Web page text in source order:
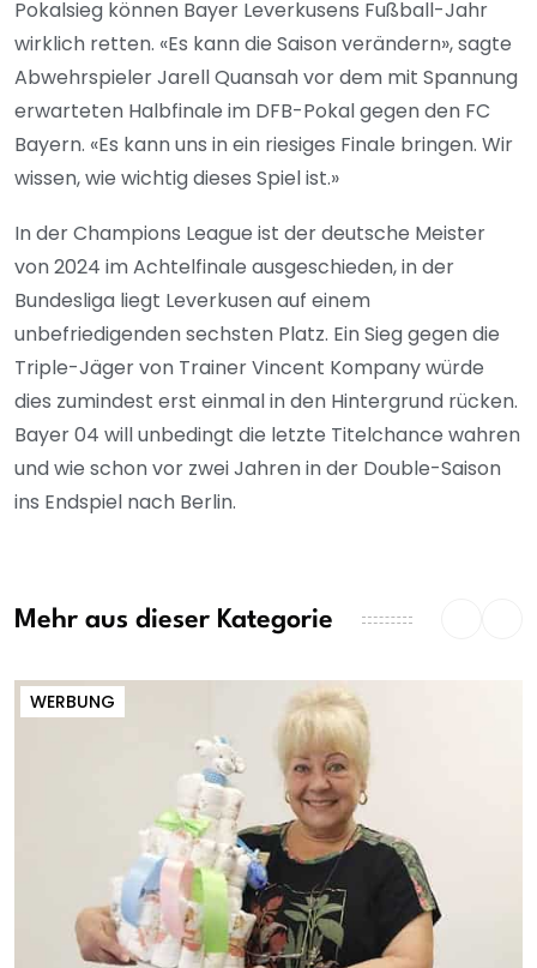
Pokalsieg können Bayer Leverkusens Fußball-Jahr
wirklich retten. «Es kann die Saison verändern», sagte
Abwehrspieler Jarell Quansah vor dem mit Spannung
erwarteten Halbfinale im DFB-Pokal gegen den FC
Bayern. «Es kann uns in ein riesiges Finale bringen. Wir
wissen, wie wichtig dieses Spiel ist.»
In der Champions League ist der deutsche Meister
von 2024 im Achtelfinale ausgeschieden, in der
Bundesliga liegt Leverkusen auf einem
unbefriedigenden sechsten Platz. Ein Sieg gegen die
Triple-Jäger von Trainer Vincent Kompany würde
dies zumindest erst einmal in den Hintergrund rücken.
Bayer 04 will unbedingt die letzte Titelchance wahren
und wie schon vor zwei Jahren in der Double-Saison
ins Endspiel nach Berlin.
Mehr aus dieser Kategorie
WERBUNG